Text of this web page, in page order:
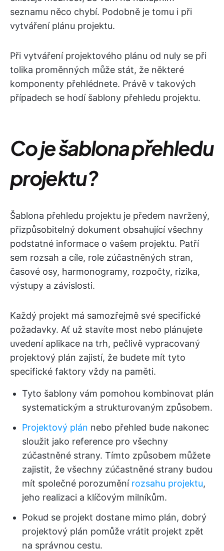
seznamu něco chybí. Podobně je tomu i při
vytváření plánu projektu.
Při vytváření projektového plánu od nuly se při
tolika proměnných může stát, že některé
komponenty přehlédnete. Právě v takových
případech se hodí šablony přehledu projektu.
Co je šablona přehledu
projektu?
Šablona přehledu projektu je předem navržený,
přizpůsobitelný dokument obsahující všechny
podstatné informace o vašem projektu. Patří
sem rozsah a cíle, role zúčastněných stran,
časové osy, harmonogramy, rozpočty, rizika,
výstupy a závislosti.
Každý projekt má samozřejmě své specifické
požadavky. Ať už stavíte most nebo plánujete
uvedení aplikace na trh, pečlivě vypracovaný
projektový plán zajistí, že budete mít tyto
specifické faktory vždy na paměti.
Tyto šablony vám pomohou kombinovat plán
systematickým a strukturovaným způsobem.
Projektový plán nebo přehled bude nakonec
sloužit jako reference pro všechny
zúčastněné strany. Tímto způsobem můžete
zajistit, že všechny zúčastněné strany budou
mít společné porozumění rozsahu projektu,
jeho realizaci a klíčovým milníkům.
Pokud se projekt dostane mimo plán, dobrý
projektový plán pomůže vrátit projekt zpět
na správnou cestu.